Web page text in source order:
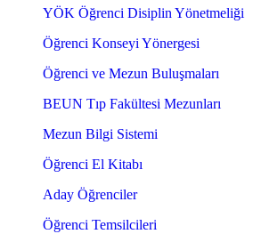
YÖK Öğrenci Disiplin Yönetmeliği
Öğrenci Konseyi Yönergesi
Öğrenci ve Mezun Buluşmaları
BEUN Tıp Fakültesi Mezunları
Mezun Bilgi Sistemi
Öğrenci El Kitabı
Aday Öğrenciler
Öğrenci Temsilcileri